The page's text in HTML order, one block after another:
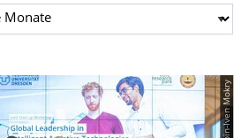
auswählen
© Cripin-Iven Mokry